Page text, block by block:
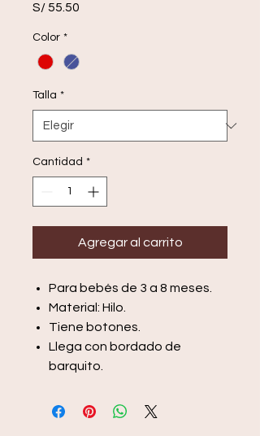
S/ 55.50
Color *
Talla *
Cantidad *
Agregar al carrito
Para bebés de 3 a 8 meses.
Material: Hilo.
Tiene botones.
Llega con bordado de
barquito.